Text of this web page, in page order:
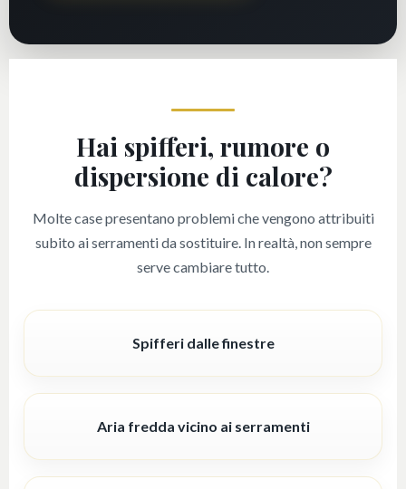
Hai spifferi, rumore o
dispersione di calore?
Molte case presentano problemi che vengono attribuiti
subito ai serramenti da sostituire. In realtà, non sempre
serve cambiare tutto.
Spifferi dalle finestre
Aria fredda vicino ai serramenti